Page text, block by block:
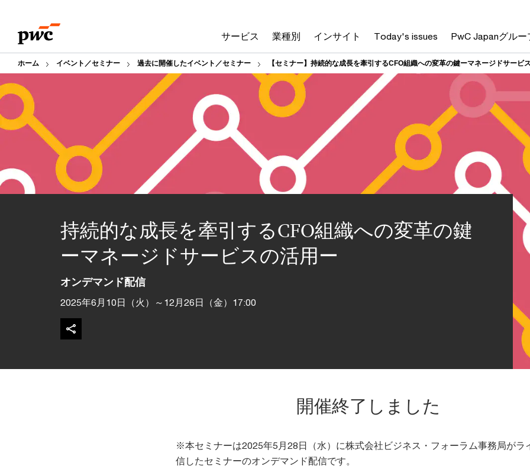
content
footer
サービス 業種別 インサイト Today's issues PwC Japanグルー
ホーム イベント／セミナー 過去に開催したイベント／セミナー 【セミナー】持続的な成長を牽引するCFO組織への変革の鍵ーマネージドサービ
持続的な成長を牽引するCFO組織への変革の鍵
ーマネージドサービスの活用ー
オンデマンド配信
2025年6月10日（火）～12月26日（金）17:00
開催終了しました
※本セミナーは2025年5月28日（水）に株式会社ビジネス・フォーラム事務局がラ
信したセミナーのオンデマンド配信です。